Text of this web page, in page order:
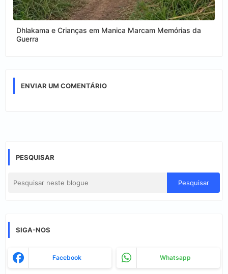
Dhlakama e Crianças em Manica Marcam Memórias da
Guerra
ENVIAR UM COMENTÁRIO
PESQUISAR
SIGA-NOS
Facebook Whatsapp